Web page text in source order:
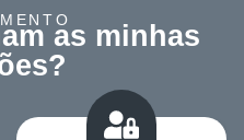
as minhas